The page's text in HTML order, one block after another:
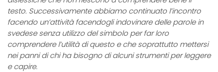
testo. Successivamente abbiamo continuato l’incontro
facendo un’attività facendogli indovinare delle parole in
svedese senza utilizzo del simbolo per far loro
comprendere l’utilità di questo e che soprattutto mettersi
nei panni di chi ha bisogno di alcuni strumenti per leggere
e capire.